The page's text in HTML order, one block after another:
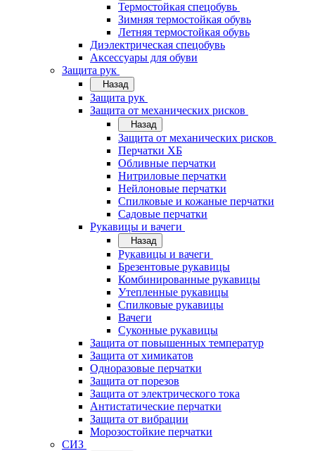
Термостойкая спецобувь
Зимняя термостойкая обувь
Летняя термостойкая обувь
Диэлектрическая спецобувь
Аксессуары для обуви
Защита рук
Назад
Защита рук
Защита от механических рисков
Назад
Защита от механических рисков
Перчатки ХБ
Обливные перчатки
Нитриловые перчатки
Нейлоновые перчатки
Спилковые и кожаные перчатки
Садовые перчатки
Рукавицы и вачеги
Назад
Рукавицы и вачеги
Брезентовые рукавицы
Комбинированные рукавицы
Утепленные рукавицы
Спилковые рукавицы
Вачеги
Суконные рукавицы
Защита от повышенных температур
Защита от химикатов
Одноразовые перчатки
Защита от порезов
Защита от электрического тока
Антистатические перчатки
Защита от вибрации
Морозостойкие перчатки
СИЗ